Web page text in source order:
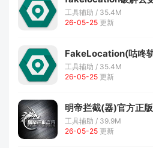
工具辅助 / 35.4M
26-05-25 更新
工具辅助 / 35.4M
26-05-25 更新
明帝拦截(器)官方正版
工具辅助 / 39.9M
26-05-25 更新